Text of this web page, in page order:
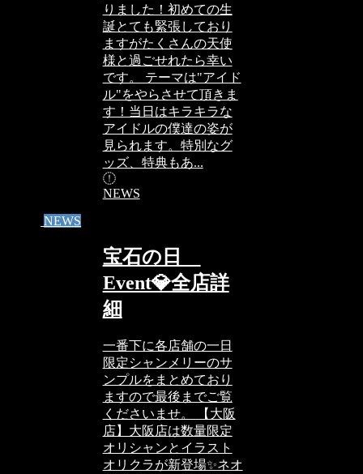
りました！初めての生
誕とても緊張しており
ますがたくさんの天使
様と過ごせれたら幸い
です。 テーマは"アイド
ル"をやらさせて頂きま
す！当日はキラキラな
アイドルの僕達の姿が
見られます。特別なグ
ッズ、特典もあ...
NEWS
NEWS
宝石の日
Event💎全店詳
細
一番下に各店舗の一日
限定シャンメリーのサ
ンプルをまとめており
ますので最後までご覧
くださいませ。 【大阪
店】大阪店は数量限定
オリシャンとイラスト
オリクラが新登場✨ネオ